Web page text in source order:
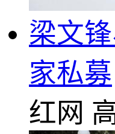
梁文
家私募
红网